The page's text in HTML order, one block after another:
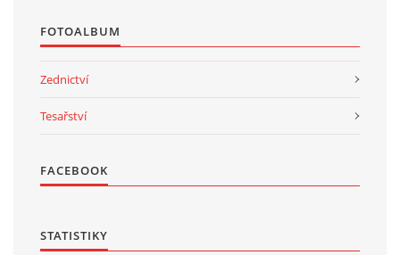
FOTOALBUM
Zednictví
Tesařství
FACEBOOK
STATISTIKY